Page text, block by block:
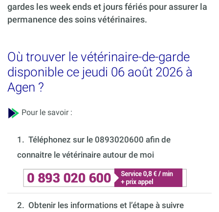
gardes les week ends et jours fériés pour assurer la
permanence des soins vétérinaires.
Où trouver le vétérinaire-de-garde
disponible ce jeudi 06 août 2026 à
Agen ?
Pour le savoir :
1. Téléphonez sur le 0893020600 afin de
connaitre le vétérinaire autour de moi
2. Obtenir les informations et l’étape à suivre